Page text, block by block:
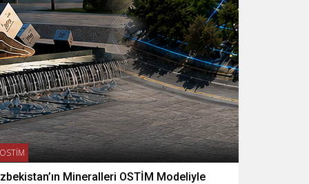
OSTİM
Mineralleri OSTİM Modeliyle